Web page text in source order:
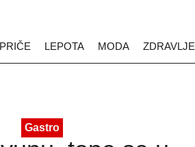
LEPOTA MODA ZDRAVLJE
Gastro